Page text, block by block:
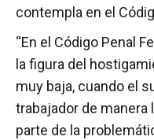
contempla en el
“En el Código Penal
la figura del
muy baja, cuando el
trabajador de manera
parte de la